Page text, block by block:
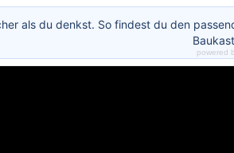
als du denkst. So findest du den
powered